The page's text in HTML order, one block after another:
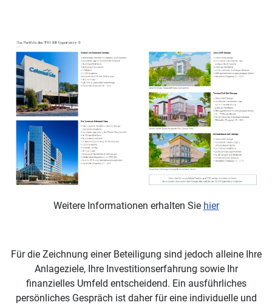
Weitere Informationen erhalten Sie hier
Für die Zeichnung einer Beteiligung sind jedoch alleine Ihre
Anlageziele, Ihre Investitionserfahrung sowie Ihr
finanzielles Umfeld entscheidend. Ein ausführliches
persönliches Gespräch ist daher für eine individuelle und